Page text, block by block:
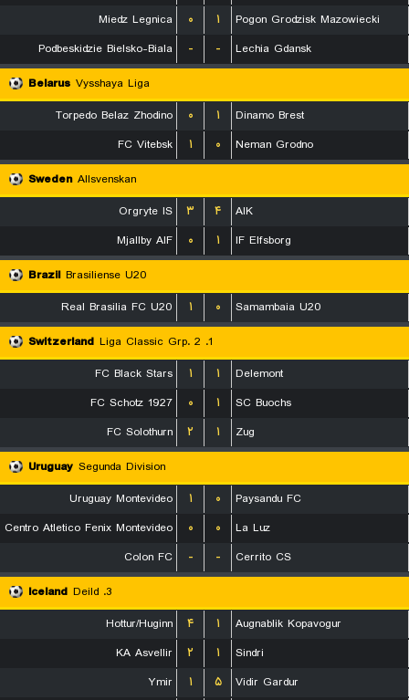
Miedz Legnica
۰ ۱
Pogon Grodzisk Mazowiecki
Podbeskidzie Bielsko-Biala
- -
Lechia Gdansk
Belarus Vysshaya Liga
Torpedo Belaz Zhodino
۰ ۱
Dinamo Brest
FC Vitebsk
۱ ۰
Neman Grodno
Sweden Allsvenskan
Orgryte IS
۳ ۴
AIK
Mjallby AIF
۰ ۱
IF Elfsborg
Brazil Brasiliense U20
Real Brasilia FC U20
۱ ۰
Samambaia U20
Switzerland
1. Liga Classic Grp. 2
FC Black Stars
۱ ۱
Delemont
FC Schotz 1927
۰ ۱
SC Buochs
FC Solothurn
۲ ۱
Zug
Uruguay Segunda Division
Uruguay Montevideo
۱ ۰
Paysandu FC
Centro Atletico Fenix Montevideo
۰ ۰
La Luz
Colon FC
- -
Cerrito CS
Iceland
3. Deild
Hottur/Huginn
۴ ۱
Augnablik Kopavogur
KA Asvellir
۲ ۱
Sindri
Ymir
۱ ۵
Vidir Gardur